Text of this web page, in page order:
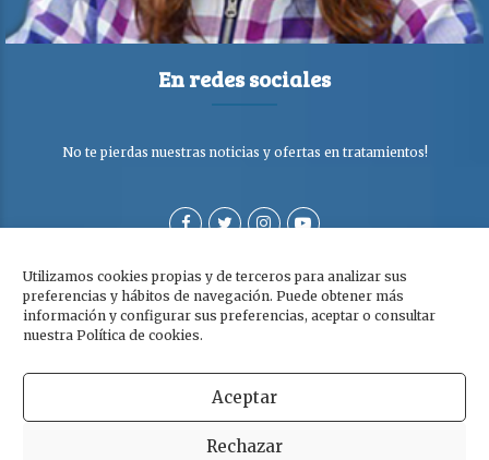
Utilizamos cookies propias y de terceros para analizar sus
preferencias y hábitos de navegación. Puede obtener más
información y configurar sus preferencias, aceptar o consultar
nuestra Política de cookies.
Aceptar
Rechazar
En redes sociales
No te pierdas nuestras noticias y ofertas en tratamientos!
Aviso legal|Política de privacidad y cookies